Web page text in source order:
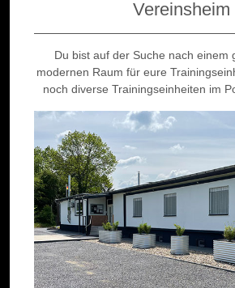
Vereinsheim
Du bist auf der Suche nach einem
modernen Raum für eure
noch diverse Trainingseinheiten im